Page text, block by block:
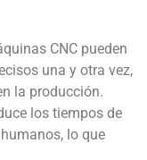
CNC pueden
una y otra vez,
la producción.
los tiempos de
lo que